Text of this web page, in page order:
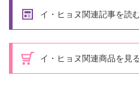
イ・ヒョヌ関連記事を読
イ・ヒョヌ関連商品を見る